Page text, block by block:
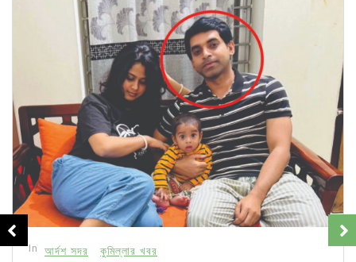
In আর্দশ সদর কুমিল্লার খবর